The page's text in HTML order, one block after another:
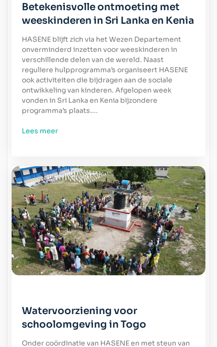
Betekenisvolle ontmoeting met
weeskinderen in Sri Lanka en Kenia
HASENE blijft zich via het Wezen Departement
onverminderd inzetten voor weeskinderen in
verschillende delen van de wereld. Naast
reguliere hulpprogramma’s organiseert HASENE
ook activiteiten die bijdragen aan de sociale
ontwikkeling van kinderen. Afgelopen week
vonden in Sri Lanka en Kenia bijzondere
programma’s plaats.
Lees meer
Watervoorziening voor
schoolomgeving in Togo
Onder coördinatie van HASENE en met steun van